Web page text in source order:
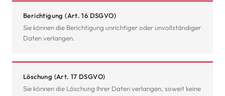
Berichtigung (Art. 16 DSGVO)
Sie können die Berichtigung unrichtiger oder unvollständiger
Daten verlangen.
Löschung (Art. 17 DSGVO)
Sie können die Löschung Ihrer Daten verlangen, soweit keine